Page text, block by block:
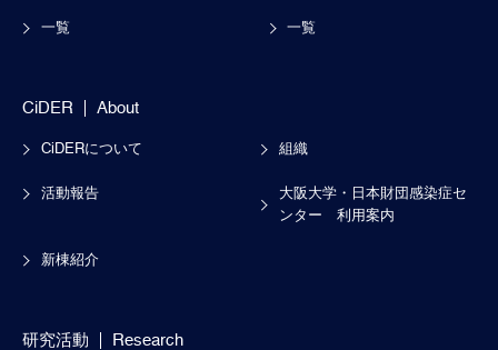
一覧 一覧
CiDER About
CiDERについて 組織
活動報告
大阪大学・日本財団感染症セ
ンター 利用案内
新棟紹介
研究活動 Research